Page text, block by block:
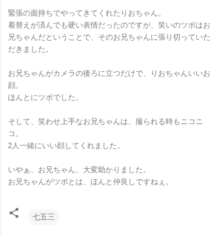
緊張の面持ちでやってきてくれたりおちゃん。
着替えが済んでも硬い表情だったのですが、笑いのツボはお
兄ちゃんだということで、そのお兄ちゃんに張り切っていた
だきました。
お兄ちゃんがカメラの後ろに立つだけで、りおちゃんいいお
顔。
ほんとにツボでした。
そして、笑わせ上手なお兄ちゃんは、撮られる時もニコニ
コ。
2人一緒にいい顔してくれました。
いやぁ、お兄ちゃん、大変助かりました。
お兄ちゃんがツボとは、ほんと仲良しですねぇ。
七五三